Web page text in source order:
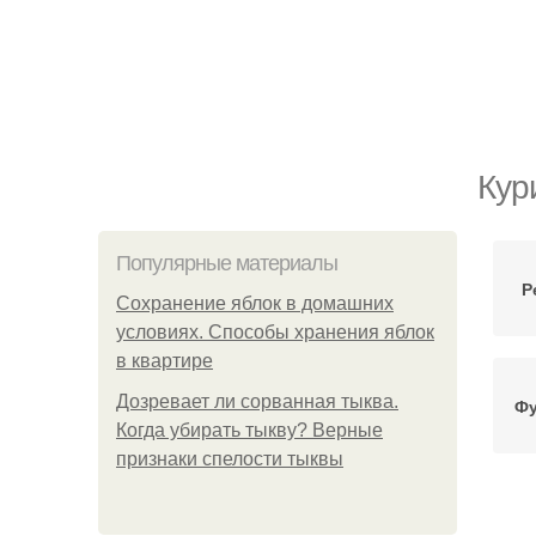
Популярные материалы
Сохранение яблок в домашних
условиях. Способы хранения яблок
в квартире
Дозревает ли сорванная тыква.
Когда убирать тыкву? Верные
признаки спелости тыквы